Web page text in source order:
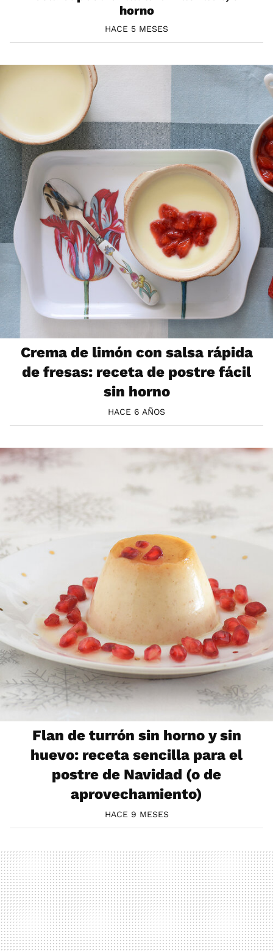
horno
HACE 5 MESES
Crema de limón con salsa rápida
de fresas: receta de postre fácil
sin horno
HACE 6 AÑOS
Flan de turrón sin horno y sin
huevo: receta sencilla para el
postre de Navidad (o de
aprovechamiento)
HACE 9 MESES